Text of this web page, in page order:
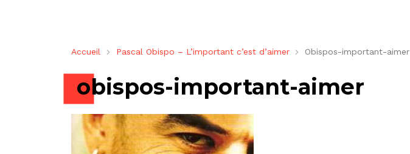
Accueil Pascal Obispo – L’important c’est d’aimer Obispos-important-aimer
obispos-important-aimer